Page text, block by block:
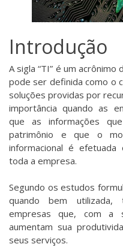
Introdução
A sigla “TI” é um
pode ser definida como o
soluções providas por
importância quando as
que as informações
patrimônio e que o
informacional é
toda a empresa.
Segundo os estudos
quando bem utilizada,
empresas que, com a
aumentam sua
seus serviços.